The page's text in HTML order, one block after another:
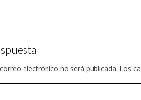
electrónico no será publicada. Los